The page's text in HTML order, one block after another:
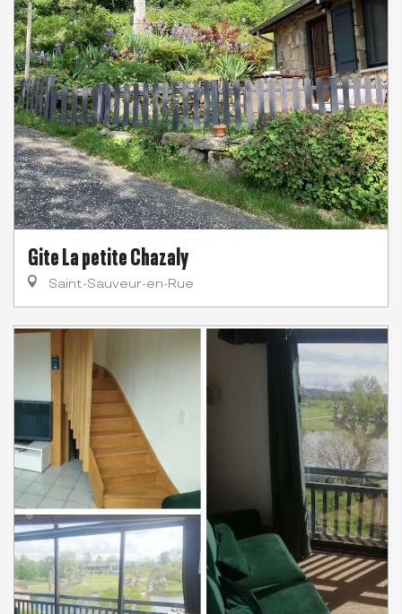
Gite La petite Chazaly
Saint-Sauveur-en-Rue